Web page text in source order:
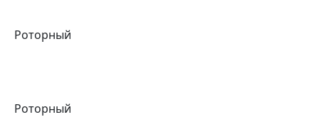
Роторный
Роторный